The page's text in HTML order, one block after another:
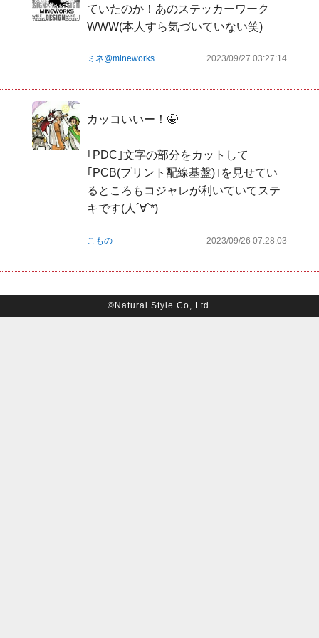
ていたのか！あのステッカーワーク
WWW(本人すら気づいていない笑)
ミネ@mineworks 2023/09/27 03:27:14
カッコいいー！🤩
｢PDC｣文字の部分をカットして
｢PCB(プリント配線基盤)｣を見せてい
るところもコジャレが利いていてステ
キです(人´∀`*)
こもの 2023/09/26 07:28:03
©Natural Style Co, Ltd.